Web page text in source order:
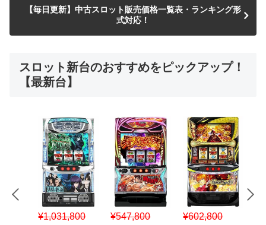
【毎日更新】中古スロット販売価格一覧表・ランキング形
式対応！
スロット新台のおすすめをピックアップ！
【最新台】
¥547,800
¥150,000
¥1,867,800